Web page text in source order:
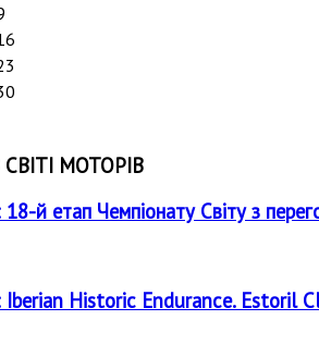
МОТОРІВ
й етап Чемпіонату Світу з
Iberian Historic Endurance. Estoril